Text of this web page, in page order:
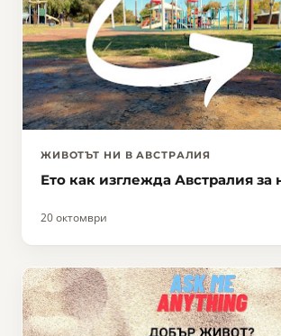
ЖИВОТЪТ НИ В АВСТРАЛИЯ
Ето как изглежда Австралия за
20 октомври